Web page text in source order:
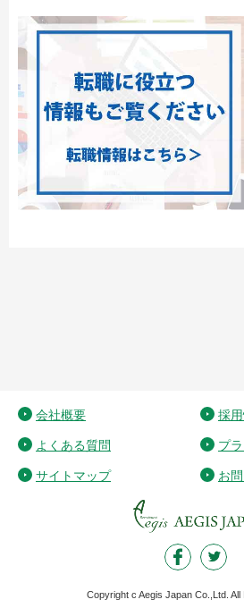
会社概要 採
よくある質問 プ
サイトマップ お
Copyright c Aegis Japan Co.,Ltd. All